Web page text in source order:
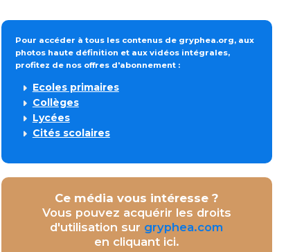
Pour accéder à tous les contenus de gryphea.org, aux
photos haute définition et aux vidéos intégrales,
profitez de nos offres d'abonnement :
Ecoles primaires
Collèges
Lycées
Cités scolaires
Ce média vous intéresse ?
Vous pouvez acquérir les droits
d'utilisation sur gryphea.com
en cliquant ici.